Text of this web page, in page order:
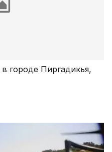
городе Пиргадикья,